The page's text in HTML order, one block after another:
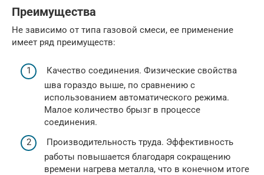
Преимущества
Не зависимо от типа газовой смеси, ее применение
имеет ряд преимуществ:
Качество соединения. Физические свойства
шва гораздо выше, по сравнению с
использованием автоматического режима.
Малое количество брызг в процессе
соединения.
Производительность труда. Эффективность
работы повышается благодаря сокращению
времени нагрева металла, что в конечном итоге